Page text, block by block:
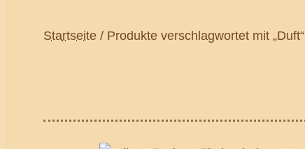
Startseite / Produkte verschlagwortet mit „Duft“